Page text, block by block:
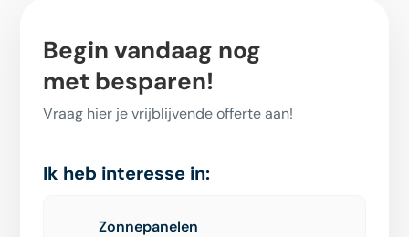
Begin vandaag nog
met besparen!
Vraag hier je vrijblijvende offerte aan!
Ik heb interesse in:
Zonnepanelen